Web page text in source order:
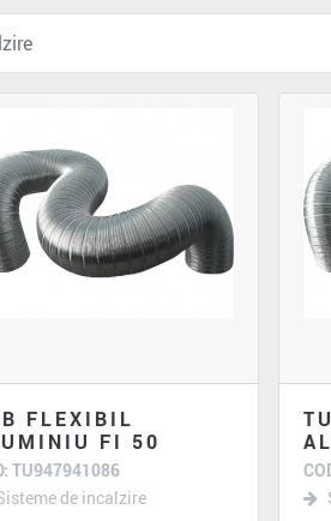
FLEXIBIL
FI 50
TU947941086
de incalzire